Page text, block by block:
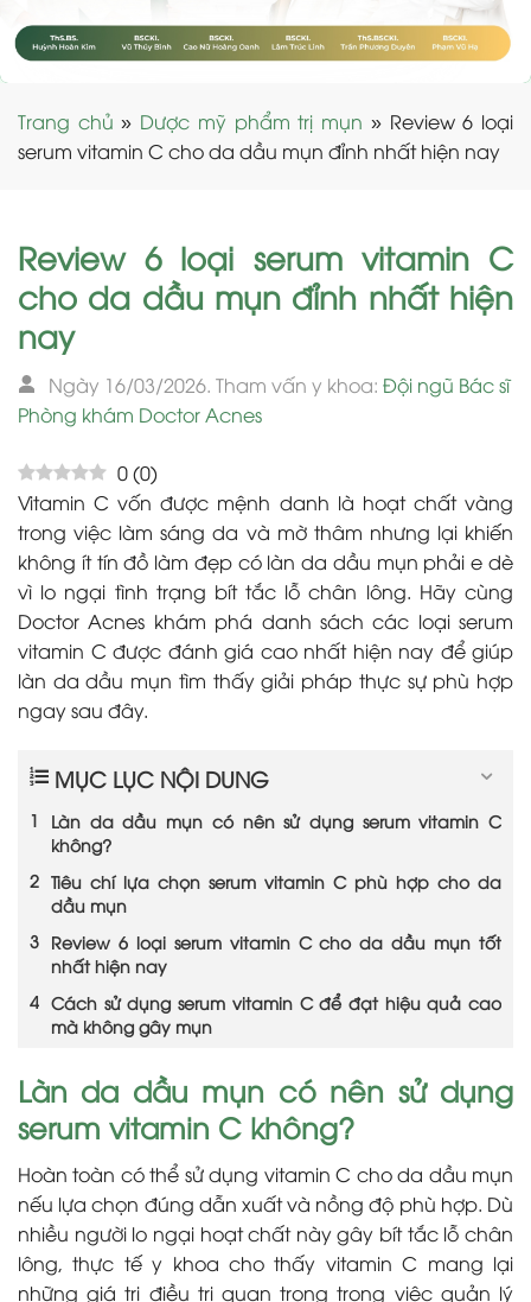
Trang chủ » Dược mỹ phẩm trị mụn » Review 6 loại
serum vitamin C cho da dầu mụn đỉnh nhất hiện nay
Review 6 loại serum vitamin C
cho da dầu mụn đỉnh nhất hiện
nay
Ngày 16/03/2026. Tham vấn y khoa: Đội ngũ Bác sĩ
Phòng khám Doctor Acnes
0(0)
Vitamin C vốn được mệnh danh là hoạt chất vàng
trong việc làm sáng da và mờ thâm nhưng lại khiến
không ít tín đồ làm đẹp có làn da dầu mụn phải e dè
vì lo ngại tình trạng bít tắc lỗ chân lông. Hãy cùng
Doctor Acnes khám phá danh sách các loại serum
vitamin C được đánh giá cao nhất hiện nay để giúp
làn da dầu mụn tìm thấy giải pháp thực sự phù hợp
ngay sau đây.
MỤC LỤC NỘI DUNG
Làn da dầu mụn có nên sử dụng serum vitamin C
không?
Tiêu chí lựa chọn serum vitamin C phù hợp cho da
dầu mụn
Review 6 loại serum vitamin C cho da dầu mụn tốt
nhất hiện nay
Cách sử dụng serum vitamin C để đạt hiệu quả cao
mà không gây mụn
Làn da dầu mụn có nên sử dụng
serum vitamin C không?
Hoàn toàn có thể sử dụng vitamin C cho da dầu mụn
nếu lựa chọn đúng dẫn xuất và nồng độ phù hợp. Dù
nhiều người lo ngại hoạt chất này gây bít tắc lỗ chân
lông, thực tế y khoa cho thấy vitamin C mang lại
những giá trị điều trị quan trọng trong việc quản lý